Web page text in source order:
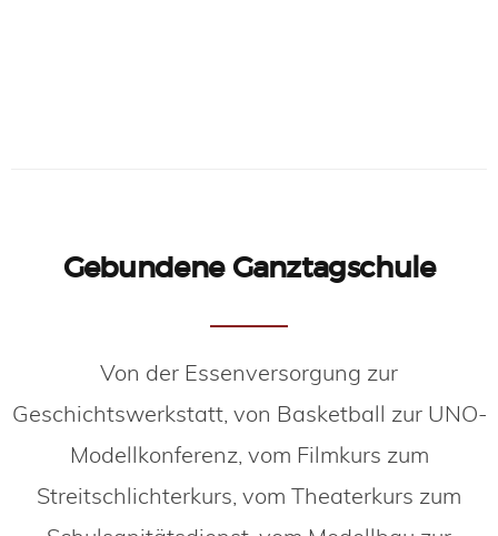
Gebundene Ganztagschule
Von der Essenversorgung zur
Geschichtswerkstatt, von Basketball zur UNO-
Modellkonferenz, vom Filmkurs zum
Streitschlichterkurs, vom Theaterkurs zum